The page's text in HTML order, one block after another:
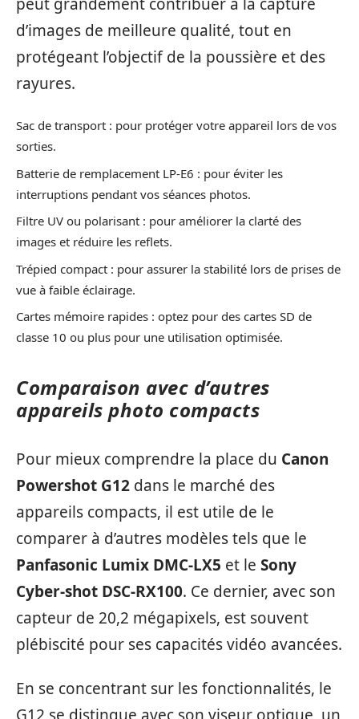
d’images de meilleure qualité, tout en
protégeant l’objectif de la poussière et des
rayures.
Sac de transport : pour protéger votre appareil lors de vos
sorties.
Batterie de remplacement LP-E6 : pour éviter les
interruptions pendant vos séances photos.
Filtre UV ou polarisant : pour améliorer la clarté des
images et réduire les reflets.
Trépied compact : pour assurer la stabilité lors de prises de
vue à faible éclairage.
Cartes mémoire rapides : optez pour des cartes SD de
classe 10 ou plus pour une utilisation optimisée.
Comparaison avec d’autres
appareils photo compacts
Pour mieux comprendre la place du Canon
Powershot G12 dans le marché des
appareils compacts, il est utile de le
comparer à d’autres modèles tels que le
Panfasonic Lumix DMC-LX5 et le Sony
Cyber-shot DSC-RX100. Ce dernier, avec son
capteur de 20,2 mégapixels, est souvent
plébiscité pour ses capacités vidéo avancées.
En se concentrant sur les fonctionnalités, le